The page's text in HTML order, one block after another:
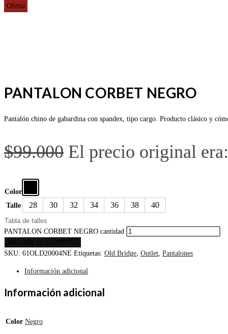
Oferta
PANTALON CORBET NEGRO
Pantalón chino de gabardina con spandex, tipo cargo. Producto clásico y
$99.000 El precio original
Color
Talle
28 30 32 34 36 38 40
Tabla de talles
PANTALON CORBET NEGRO cantidad
SKU: 61OLD20004NE Etiquetas: Old Bridge, Outlet, Pantalones
Información adicional
Información adicional
Color Negro